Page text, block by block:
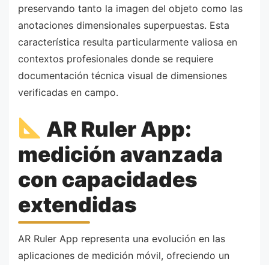
preservando tanto la imagen del objeto como las
anotaciones dimensionales superpuestas. Esta
característica resulta particularmente valiosa en
contextos profesionales donde se requiere
documentación técnica visual de dimensiones
verificadas en campo.
AR Ruler App:
medición avanzada
con capacidades
extendidas
AR Ruler App representa una evolución en las
aplicaciones de medición móvil, ofreciendo un